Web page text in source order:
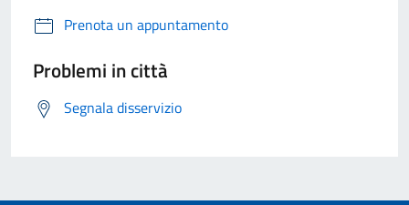
Prenota un appuntamento
Problemi in città
Segnala disservizio